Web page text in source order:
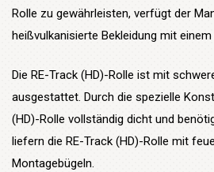
Rolle zu gewährleisten, verfügt der
heißvulkanisierte Bekleidung mit
Die RE-Track (HD)-Rolle ist mit
ausgestattet. Durch die spezielle
(HD)-Rolle vollständig dicht und
liefern die RE-Track (HD)-Rolle mit
Montagebügeln.